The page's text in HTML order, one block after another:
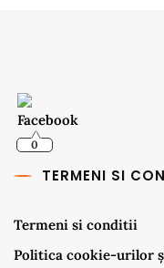
0
TERMENI SI
Termeni si conditii
Politica cookie-urilor